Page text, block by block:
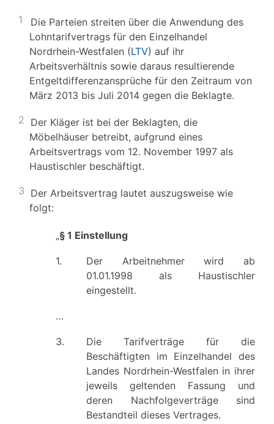
1
Die Parteien streiten über die Anwendung des
Lohntarifvertrags für den Einzelhandel
Nordrhein-Westfalen (LTV) auf ihr
Arbeitsverhältnis sowie daraus resultierende
Entgeltdifferenzansprüche für den Zeitraum von
März 2013 bis Juli 2014 gegen die Beklagte.
2 Der Kläger ist bei der Beklagten, die
Möbelhäuser betreibt, aufgrund eines
Arbeitsvertrags vom 12. November 1997 als
Haustischler beschäftigt.
3 Der Arbeitsvertrag lautet auszugsweise wie
folgt:
„§ 1 Einstellung
1.
Der Arbeitnehmer wird ab
01.01.1998 als Haustischler
eingestellt.
…
3.
Die Tarifverträge für die
Beschäftigten im Einzelhandel des
Landes Nordrhein-Westfalen in ihrer
jeweils geltenden Fassung und
deren Nachfolgeverträge sind
Bestandteil dieses Vertrages.